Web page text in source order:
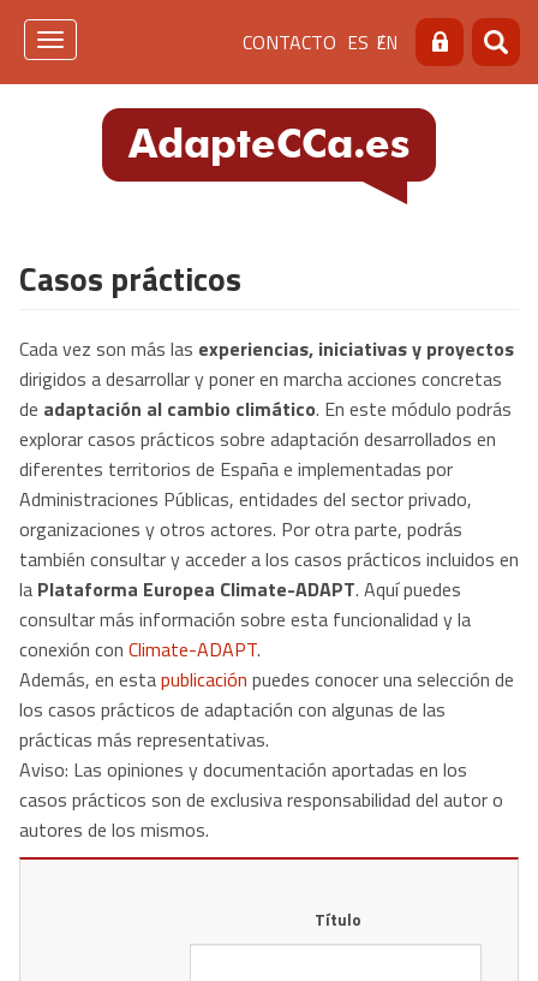
Pasar
Menú
de
cabecera
[contacto]
CONTACTO ES EN Buscar
Toggle
Casos prácticos
Cada vez son más las experiencias, iniciativas y proyectos
dirigidos a desarrollar y poner en marcha acciones concretas
de adaptación al cambio climático. En este módulo podrás
explorar casos prácticos sobre adaptación desarrollados en
diferentes territorios de España e implementadas por
Administraciones Públicas, entidades del sector privado,
organizaciones y otros actores. Por otra parte, podrás
también consultar y acceder a los casos prácticos incluidos en
la Plataforma Europea Climate-ADAPT. Aquí puedes
consultar más información sobre esta funcionalidad y la
conexión con Climate-ADAPT.
Además, en estapublicación puedes conocer una selección de
los casos prácticos de adaptación con algunas de las
prácticas más representativas​.
Aviso: ​Las opiniones y documentación aportadas en los
casos prácticos son de exclusiva responsabilidad del autor o
autores de los mismos.
Título